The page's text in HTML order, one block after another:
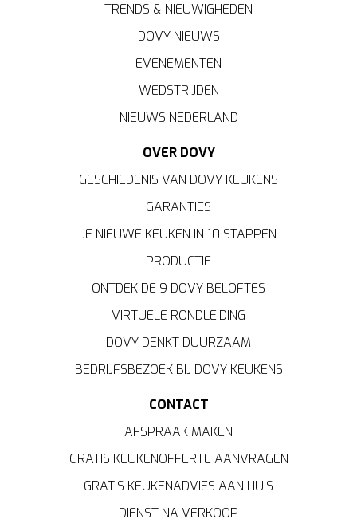
TRENDS & NIEUWIGHEDEN
DOVY-NIEUWS
EVENEMENTEN
WEDSTRIJDEN
NIEUWS NEDERLAND
OVER DOVY
GESCHIEDENIS VAN DOVY KEUKENS
GARANTIES
JE NIEUWE KEUKEN IN 10 STAPPEN
PRODUCTIE
ONTDEK DE 9 DOVY-BELOFTES
VIRTUELE RONDLEIDING
DOVY DENKT DUURZAAM
BEDRIJFSBEZOEK BIJ DOVY KEUKENS
CONTACT
AFSPRAAK MAKEN
GRATIS KEUKENOFFERTE AANVRAGEN
GRATIS KEUKENADVIES AAN HUIS
DIENST NA VERKOOP